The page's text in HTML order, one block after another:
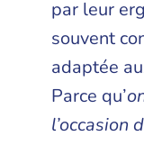
par leur
souvent
adaptée
Parce qu’
l’occasion